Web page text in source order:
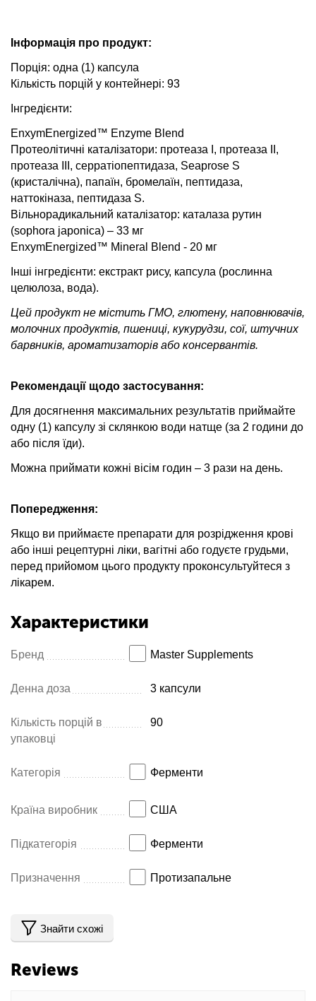
Інформація про продукт:
Порція: одна (1) капсула
Кількість порцій у контейнері: 93
Інгредієнти:
EnxymEnergized™ Enzyme Blend
Протеолітичні каталізатори: протеаза I, протеаза II,
протеаза III, серратіопептидаза, Seaprose S
(кристалічна), папаїн, бромелаїн, пептидаза,
наттокіназа, пептидаза S.
Вільнорадикальний каталізатор: каталаза рутин
(sophora japonica) – 33 мг
EnxymEnergized™ Mineral Blend - 20 мг
Інші інгредієнти: екстракт рису, капсула (рослинна
целюлоза, вода).
Цей продукт не містить ГМО, глютену, наповнювачів,
молочних продуктів, пшениці, кукурудзи, сої, штучних
барвників, ароматизаторів або консервантів.
Рекомендації щодо застосування:
Для досягнення максимальних результатів приймайте
одну (1) капсулу зі склянкою води натще (за 2 години до
або після їди).
Можна приймати кожні вісім годин – 3 рази на день.
Попередження:
Якщо ви приймаєте препарати для розрідження крові
або інші рецептурні ліки, вагітні або годуєте грудьми,
перед прийомом цього продукту проконсультуйтеся з
лікарем.
Характеристики
Бренд Master Supplements
Денна доза 3 капсули
Кількість порцій в
упаковці
90
Категорія Ферменти
Країна виробник США
Підкатегорія Ферменти
Призначення Протизапальне
Знайти схожі
Reviews